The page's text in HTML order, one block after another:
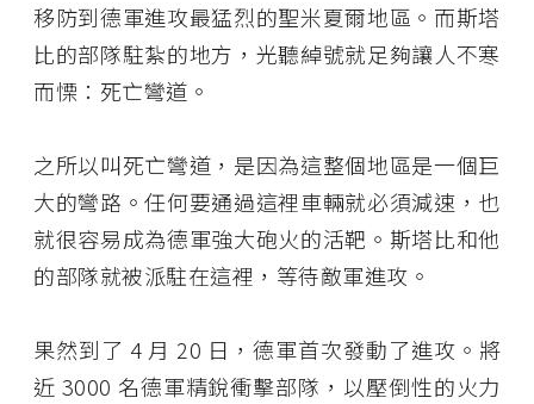
移防到德軍進攻最猛烈的聖米夏爾地區。而斯塔
比的部隊駐紮的地方，光聽綽號就足夠讓人不寒
而慄：死亡彎道。
之所以叫死亡彎道，是因為這整個地區是一個巨
大的彎路。任何要通過這裡車輛就必須減速，也
就很容易成為德軍強大砲火的活靶。斯塔比和他
的部隊就被派駐在這裡，等待敵軍進攻。
果然到了 4 月 20 日，德軍首次發動了進攻。將
近 3000 名德軍精銳衝擊部隊，以壓倒性的火力